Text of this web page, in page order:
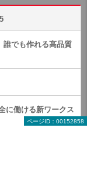
ページID：00152858
でも作れる高品質
に働ける新ワークス